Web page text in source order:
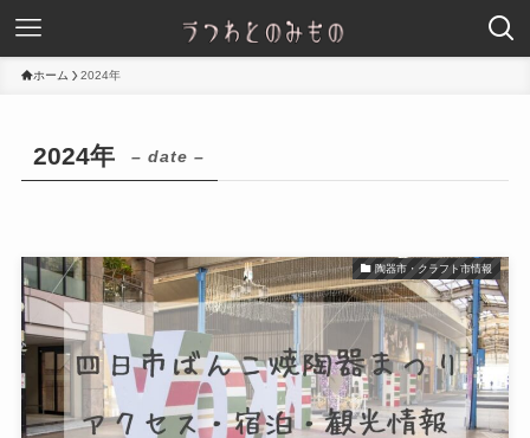
ホーム 2024年
2024年 – date –
陶器市・クラフト市情報